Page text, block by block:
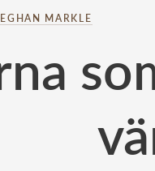
MARKLE